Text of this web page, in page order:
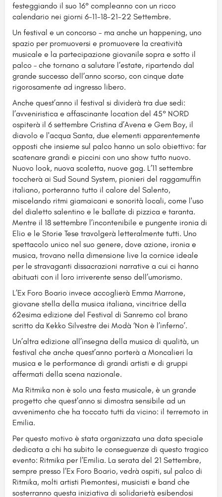
festeggiando il suo 16° compleanno con un ricco
calendario nei giorni 6-11-18-21-22 Settembre.
Un festival e un concorso - ma anche un happening, uno
spazio per promuoversi e promuovere la creatività
musicale e la partecipazione giovanile sopra e sotto il
palco – che tornano a salutare l’estate, ripartendo dal
grande successo dell’anno scorso, con cinque date
rigorosamente ad ingresso libero.
Anche quest’anno il festival si dividerà tra due sedi:
l’avveniristica e affascinante location del 45° NORD
ospiterà il 6 settembre Cristina d’Avena e Gem Boy, il
diavolo e l'acqua Santa, due elementi apparentemente
opposti che insieme sul palco hanno un solo obiettivo: far
scatenare grandi e piccini con uno show tutto nuovo.
Nuovo look, nuova scaletta, nuove gag. L’11 settembre
toccherà ai Sud Sound System, pionieri del raggamuffin
italiano, porteranno tutto il calore del Salento,
miscelando ritmi giamaicani e sonorità locali, come l'uso
del dialetto salentino e le ballate di pizzica e taranta.
Mentre il 18 settembre l’incontenibile e pungente ironia di
Elio e le Storie Tese travolgerà letteralmente tutti. Uno
spettacolo unico nel suo genere, dove azione, ironia e
musica, trovano nella dimensione live la cornice ideale
per le stravaganti dissacrazioni narrative a cui ci hanno
abituati con il loro irriverente senso dell’umorismo.
L’Ex Foro Boario invece accoglierà Emma Marrone,
giovane stella della musica italiana, vincitrice della
62esima edizione del Festival di Sanremo col brano
scritto da Kekko Silvestre dei Modà ‘Non è l’inferno’.
Un’altra edizione all’insegna della musica di qualità, un
festival che anche quest’anno porterà a Moncalieri la
musica e le performance di grandi artisti e di gruppi
affermati della scena nazionale.
Ma Ritmika non è solo una festa musicale, è un grande
progetto che quest’anno si dimostra sensibile ad un
avvenimento che ha toccato tutti da vicino: il terremoto in
Emilia.
Per questo motivo è stata organizzata una data speciale
dedicata a chi ha subito le conseguenze di questo tragico
evento: Ritmika per l’Emilia. La serata del 21 Settembre,
sempre presso l’Ex Foro Boario, vedrà ospiti, sul palco di
Ritmika, molti artisti Piemontesi, musicisti e band che
sosterranno questa iniziativa di solidarietà esibendosi